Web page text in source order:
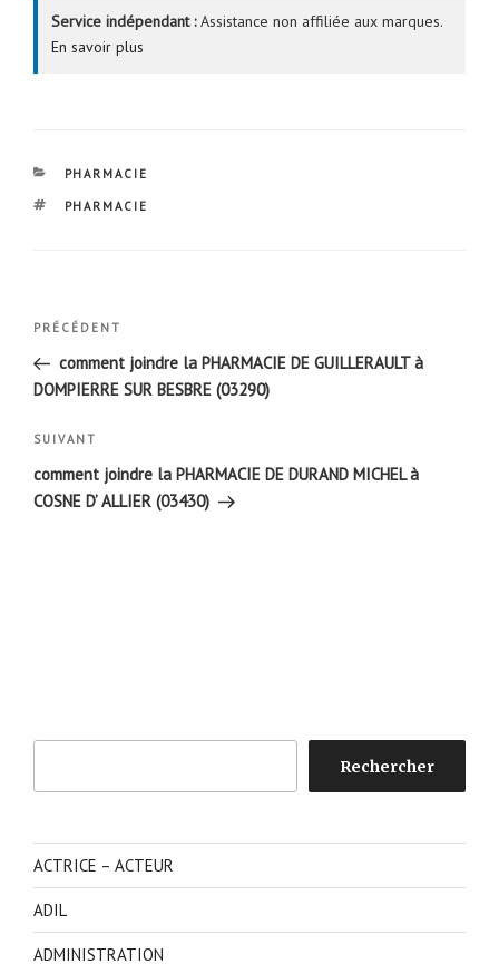
Service indépendant :Assistance non affiliée aux marques.
En savoir plus
CATÉGORIES
PHARMACIE
ÉTIQUETTES
PHARMACIE
Navigation
l’article
Article
précédent
PRÉCÉDENT
comment joindre la PHARMACIE DE GUILLERAULT à
DOMPIERRE SUR BESBRE (03290)
Article
suivant
SUIVANT
comment joindre la PHARMACIE DE DURAND MICHEL à
COSNE D’ ALLIER (03430)
Rechercher
ACTRICE – ACTEUR
ADIL
ADMINISTRATION